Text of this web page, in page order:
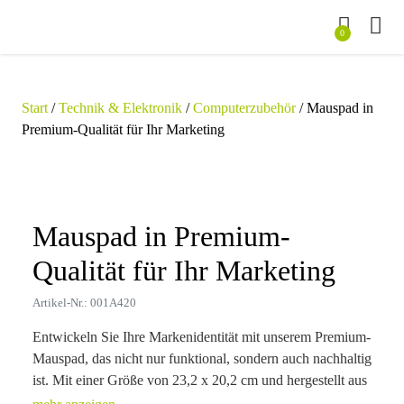
0
Start /Technik & Elektronik /Computerzubehör/ Mauspad in
Premium-Qualität für Ihr Marketing
Mauspad in Premium-
Qualität für Ihr Marketing
Artikel-Nr.: 001A420
Entwickeln Sie Ihre Markenidentität mit unserem Premium-
Mauspad, das nicht nur funktional, sondern auch nachhaltig
ist. Mit einer Größe von 23,2 x 20,2 cm und hergestellt aus